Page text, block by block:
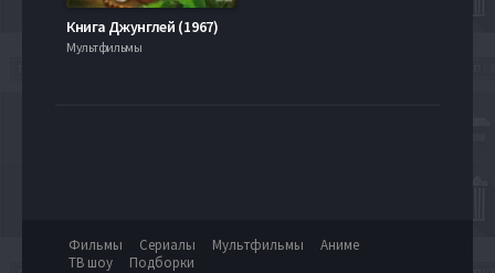
Книга Джунглей (1967)
Мультфильмы
Фильмы Сериалы Мультфильмы
Аниме
ТВ шоу
Подборки